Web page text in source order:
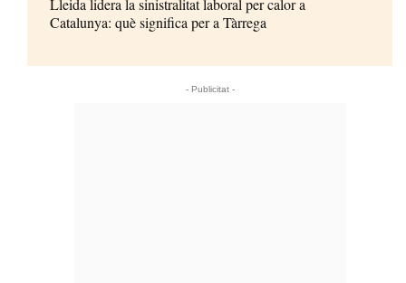
Lleida lidera la sinistralitat laboral per calor a
Catalunya: què significa per a Tàrrega
- Publicitat -